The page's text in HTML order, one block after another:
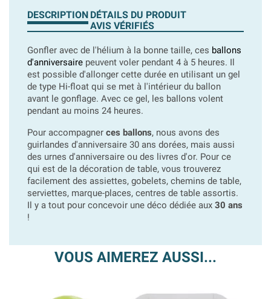
DESCRIPTION DÉTAILS DU PRODUIT
AVIS VÉRIFIÉS
Gonfler avec de l'hélium à la bonne taille, ces ballons
d'anniversaire peuvent voler pendant 4 à 5 heures. Il
est possible d'allonger cette durée en utilisant un gel
de type Hi-float qui se met à l'intérieur du ballon
avant le gonflage. Avec ce gel, les ballons volent
pendant au moins 24 heures.
Pour accompagner ces ballons, nous avons des
guirlandes d'anniversaire 30 ans dorées, mais aussi
des urnes d'anniversaire ou des livres d'or. Pour ce
qui est de la décoration de table, vous trouverez
facilement des assiettes, gobelets, chemins de table,
serviettes, marque-places, centres de table assortis.
Il y a tout pour concevoir une déco dédiée aux 30 ans
!
VOUS AIMEREZ AUSSI...